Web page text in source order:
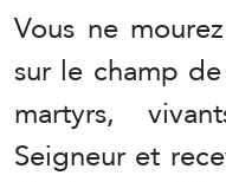
Vous ne
sur le champ
martyrs,
Seigneur et